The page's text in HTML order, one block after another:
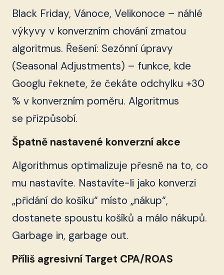
Black Friday, Vánoce, Velikonoce – náhlé
výkyvy v konverzním chování zmatou
algoritmus. Řešení: Sezónní úpravy
(Seasonal Adjustments) – funkce, kde
Googlu řeknete, že čekáte odchylku +30
% v konverzním poměru. Algoritmus
se přizpůsobí.
Špatně nastavené konverzní akce
Algorithmus optimalizuje přesně na to, co
mu nastavíte. Nastavíte-li jako konverzi
„přidání do košíku“ místo „nákup“,
dostanete spoustu košíků a málo nákupů.
Garbage in, garbage out.
Příliš agresivní Target CPA/ROAS